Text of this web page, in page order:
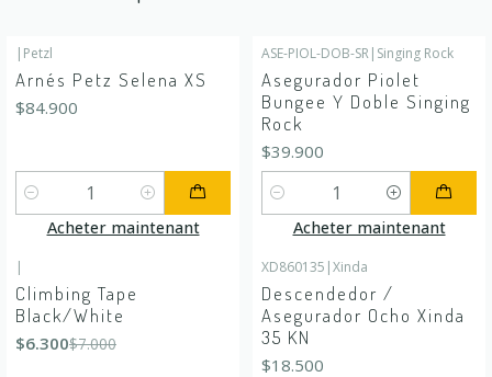
| Petzl
Arnés Petz Selena XS
$84.900
Quantité
Acheter maintenant
ASE-PIOL-DOB-SR| Singing Rock
Asegurador Piolet
Bungee Y Doble Singing
Rock
$39.900
Quantité
Acheter maintenant
|
Climbing Tape
Black/White
$6.300$7.000
En rupture de stock
XD860135 |Xinda
Descendedor /
Asegurador Ocho Xinda
35 KN
$18.500